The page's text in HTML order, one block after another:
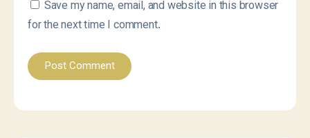
Save my name, email, and website in this browser
for the next time I comment.